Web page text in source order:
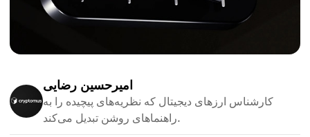
امیرحسین رضایی
کارشناس ارزهای دیجیتال که نظریه‌های پیچیده را به
راهنماهای روشن تبدیل می‌کند.